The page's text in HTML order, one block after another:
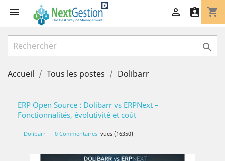
 shopping_cart
 

Accueil Tous les postes Dolibarr
ERP Open Source : Dolibarr vs ERPNext –
Fonctionnalités, évolutivité et coût
Dolibarr 0 Commentaires vues (16350)